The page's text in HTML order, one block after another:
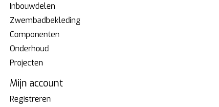
Inbouwdelen
Zwembadbekleding
Componenten
Onderhoud
Projecten
Mijn account
Registreren